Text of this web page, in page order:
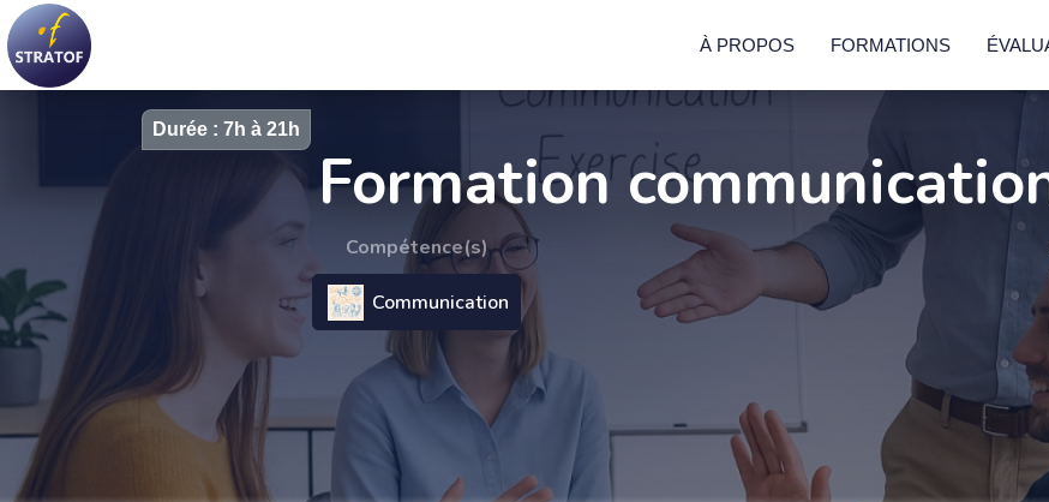
À PROPOS FORMATIONS
Formation
Durée : 7h à 21h
Compétence(s)
Communication